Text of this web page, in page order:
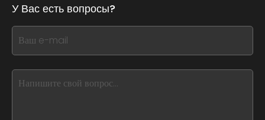
this
form
field
blank
У Вас есть вопросы?
If
you
this,